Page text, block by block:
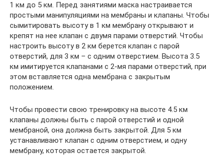
1 км до 5 км. Перед занятиями маска настраивается
простыми манипуляциями на мембраны и клапаны. Чтобы
сымитировать высоту в 1 км мембрану открывают и
крепят на нее клапан с двумя парами отверстий. Чтобы
настроить высоту в 2 км берется клапан с парой
отверстий, для 3 км – с одним отверстием. Высота 3.5
км имитируется клапанами с 2-мя парами отверстий, при
этом вставляется одна мембрана с закрытым
положением.
Чтобы провести свою тренировку на высоте 4.5 км
клапаны должны быть с парой отверстий и одной
мембраной, она должна быть закрытой. Для 5 км
устанавливают клапан с одним отверстием, и одну
мембрану, которая остается закрытой.